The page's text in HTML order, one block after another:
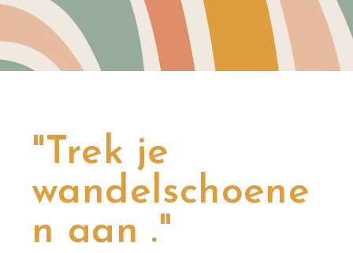
"Trek je
wandelschoene
n aan ."